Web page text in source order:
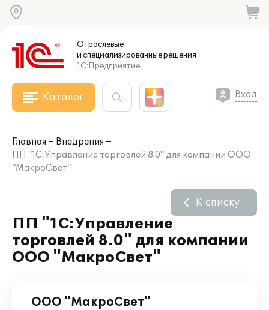
Отраслевые
и специализированныерешения
1С:Предприятие
Каталог Вход
Главная
Внедрения
ПП "1С:Управление торговлей 8.0" для компании ООО
"МакроСвет"
ПП "1С:Управление
торговлей 8.0" для компании
ООО "МакроСвет"
К списку
ООО "МакроСвет"